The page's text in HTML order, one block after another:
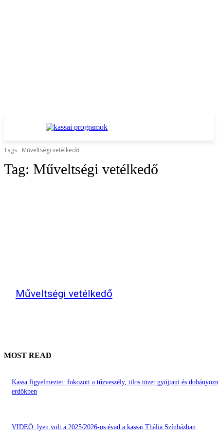
Tags Műveltségi vetélkedő
Tag: Műveltségi vetélkedő
Műveltségi vetélkedő
MOST READ
Kassa figyelmeztet: fokozott a tűzveszély, tilos tüzet gyújtani és
erdőkben
VIDEÓ: lyen volt a 2025/2026-os évad a kassai Thália Színházban